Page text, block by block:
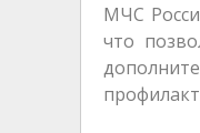
МЧС
что